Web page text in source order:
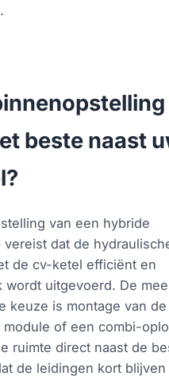
beste naast
van een hybride
vereist dat de
de cv-ketel efficiënt en
wordt uitgevoerd. De
keuze is montage van de
module of een combi-
ruimte direct naast de
de leidingen kort